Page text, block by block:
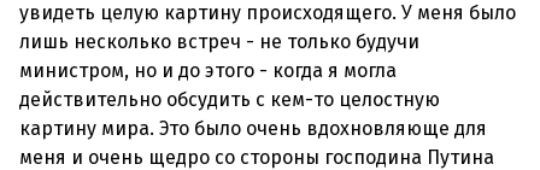
увидеть целую картину происходящего. У меня было
лишь несколько встреч - не только будучи
министром, но и до этого - когда я могла
действительно обсудить с кем-то целостную
картину мира. Это было очень вдохновляюще для
меня и очень щедро со стороны господина Путина